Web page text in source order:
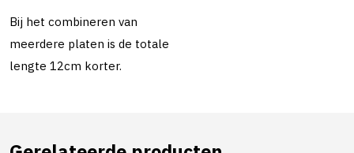
Bij het combineren van
meerdere platen is de totale
lengte 12cm korter.